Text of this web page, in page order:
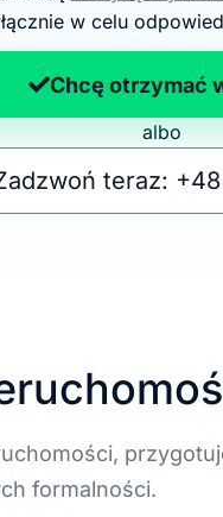
w celu
Chcę otrzymać
albo
teraz: +48
formalności.